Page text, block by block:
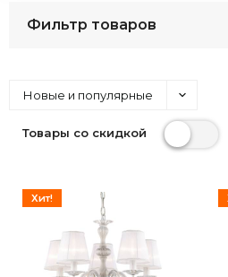
Фильтр товаров
Новые и популярные
Товары со скидкой
Хит!